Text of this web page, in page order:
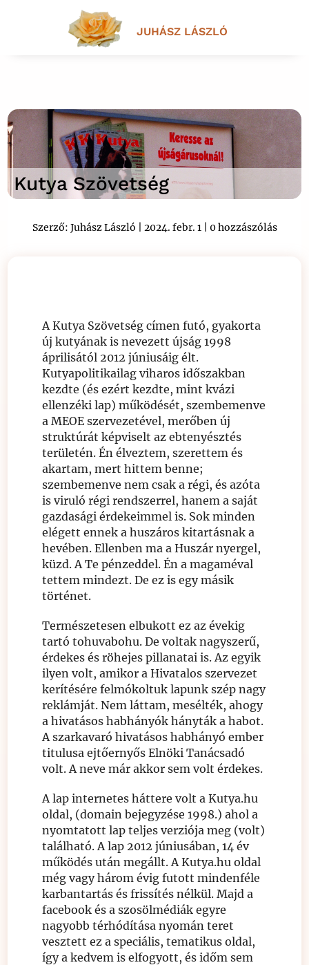
JUHÁSZ LÁSZLÓ
Kutya Szövetség
Szerző: Juhász László 2024. febr. 1| 0 hozzászólás
A Kutya Szövetség címen futó, gyakorta
új kutyának is nevezett újság 1998
áprilisától 2012 júniusáig élt.
Kutyapolitikailag viharos időszakban
kezdte (és ezért kezdte, mint kvázi
ellenzéki lap) működését, szembemenve
a MEOE szervezetével, merőben új
struktúrát képviselt az ebtenyésztés
területén. Én élveztem, szerettem és
akartam, mert hittem benne;
szembemenve nem csak a régi, és azóta
is viruló régi rendszerrel, hanem a saját
gazdasági érdekeimmel is. Sok minden
elégett ennek a huszáros kitartásnak a
hevében. Ellenben ma a Huszár nyergel,
küzd. A Te pénzeddel. Én a magaméval
tettem mindezt. De ez is egy másik
történet.
Természetesen elbukott ez az évekig
tartó tohuvabohu. De voltak nagyszerű,
érdekes és röhejes pillanatai is. Az egyik
ilyen volt, amikor a Hivatalos szervezet
kerítésére felmókoltuk lapunk szép nagy
reklámját. Nem láttam, mesélték, ahogy
a hivatásos habhányók hányták a habot.
A szarkavaró hivatásos habhányó ember
titulusa ejtőernyős Elnöki Tanácsadó
volt. A neve már akkor sem volt érdekes.
A lap internetes háttere volt a Kutya.hu
oldal, (domain bejegyzése 1998.) ahol a
nyomtatott lap teljes verziója meg (volt)
található. A lap 2012 júniusában, 14 év
működés után megállt. A Kutya.hu oldal
még vagy három évig futott mindenféle
karbantartás és frissítés nélkül. Majd a
facebook és a szosölmédiák egyre
nagyobb térhódítása nyomán teret
vesztett ez a speciális, tematikus oldal,
így a kedvem is elfogyott, és időm sem